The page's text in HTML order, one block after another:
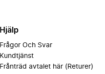
Hjälp
Frågor Och Svar
Kundtjänst
Frånträd avtalet här (Returer)